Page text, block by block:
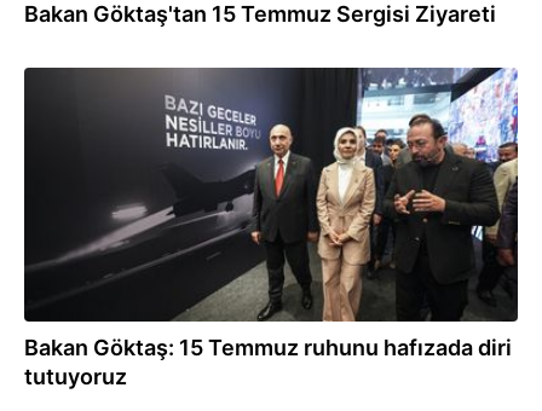
Bakan Göktaş'tan 15 Temmuz Sergisi Ziyareti
Bakan Göktaş: 15 Temmuz ruhunu hafızada diri
tutuyoruz